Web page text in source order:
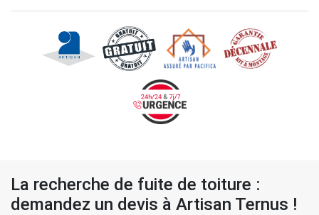
La recherche de fuite de toiture :
demandez un devis à Artisan Ternus !